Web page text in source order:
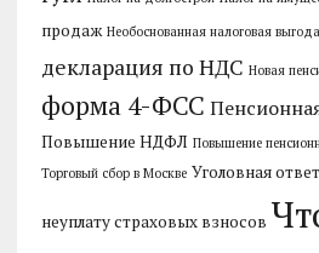
продаж Необоснованная налоговая выгода
декларация по НДС Новая
форма 4-ФСС
Повышение НДФЛ Повышение
Торговый сбор в Москве Уголовная
неуплату страховых взносов